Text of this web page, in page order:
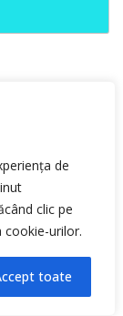
de
clic pe
cookie-urilor.
toate
Arte
premii
al